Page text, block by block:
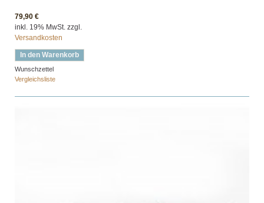
79,90 €
inkl. 19% MwSt. zzgl.
Versandkosten
In den Warenkorb
Wunschzettel
Vergleichsliste